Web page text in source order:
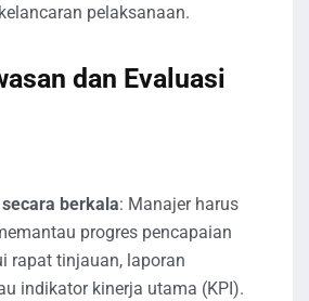
pelaksanaan.
dan Evaluasi
berkala: Manajer harus
progres pencapaian
rapat tinjauan, laporan
indikator kinerja utama (KPI).